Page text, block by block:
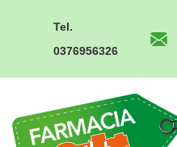
Tel.
0376956326
Outlet